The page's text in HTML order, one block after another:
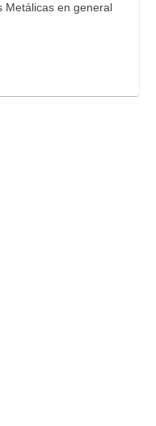
Metálicas en general